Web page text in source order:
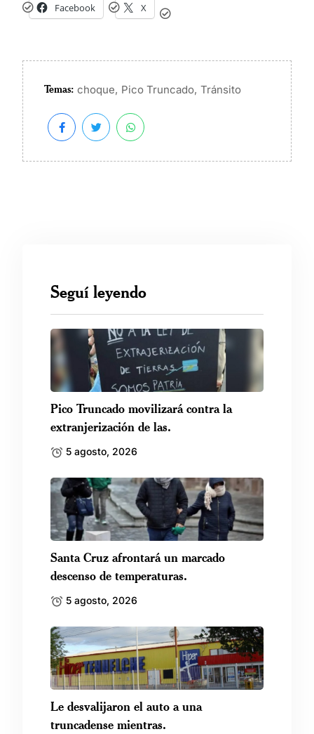
Facebook X
Temas: choque, Pico Truncado, Tránsito
Seguí leyendo
Pico Truncado movilizará contra la
extranjerización de las.
5 agosto, 2026
Santa Cruz afrontará un marcado
descenso de temperaturas.
5 agosto, 2026
Le desvalijaron el auto a una
truncadense mientras.